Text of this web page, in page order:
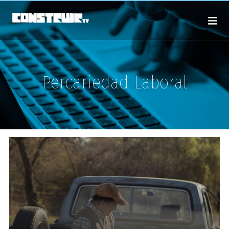
Percariedad Laboral